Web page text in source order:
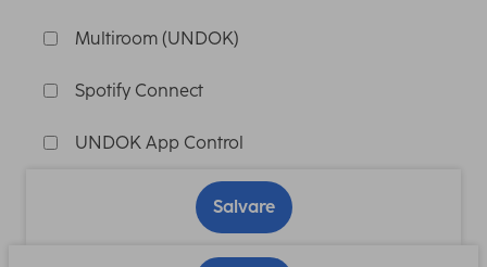
Multiroom (UNDOK)
Spotify Connect
UNDOK App Control
Salvare